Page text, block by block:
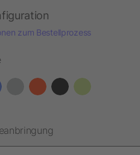
zum Bestellprozess